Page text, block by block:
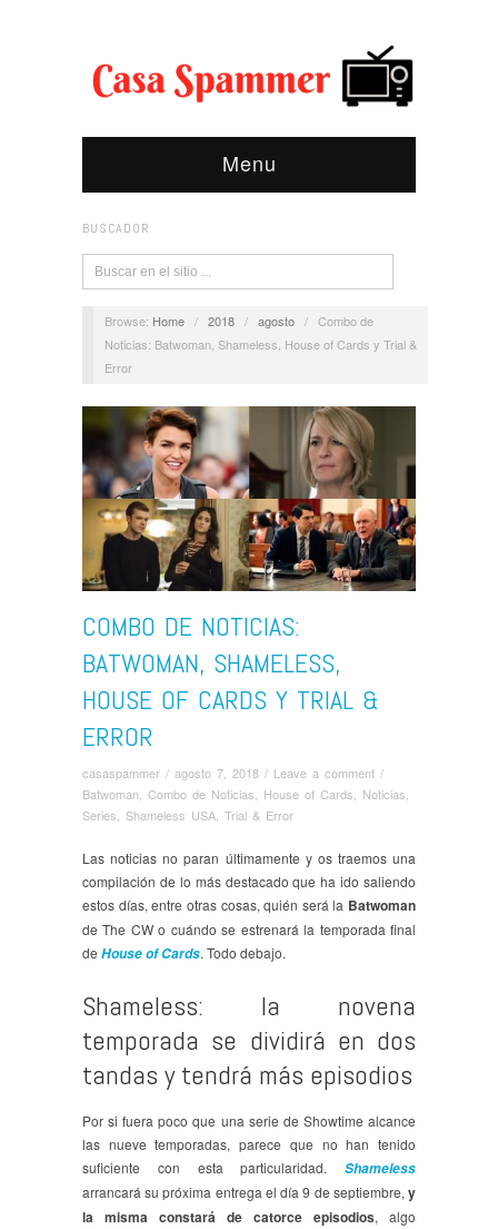
Menu
BUSCADOR
Browse: Home / 2018 / agosto / Combo de
Noticias: Batwoman, Shameless, House of Cards y Trial &
Error
COMBO DE NOTICIAS:
BATWOMAN, SHAMELESS,
HOUSE OF CARDS Y TRIAL &
ERROR
casaspammer / agosto 7, 2018 / Leave a comment /
Batwoman Combo de Noticias House of Cards Noticias
Series
Shameless USA Trial & Error
Las noticias no paran últimamente y os traemos una
compilación de lo más destacado que ha ido saliendo
estos días, entre otras cosas, quién será la Batwoman
de The CW o cuándo se estrenará la temporada final
de House of Cards. Todo debajo.
Shameless: la novena
temporada se dividirá en dos
tandas y tendrá más episodios
Por si fuera poco que una serie de Showtime alcance
las nueve temporadas, parece que no han tenido
suficiente con esta particularidad. Shameless
arrancará su próxima entrega el día 9 de septiembre, y
la misma constará de catorce episodios, algo